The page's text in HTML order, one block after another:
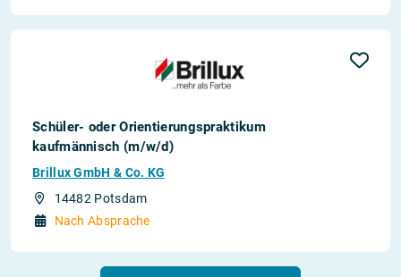
Schüler- oder Orientierungspraktikum
kaufmännisch (m/w/d)
Brillux GmbH & Co. KG
14482 Potsdam
Nach Absprache